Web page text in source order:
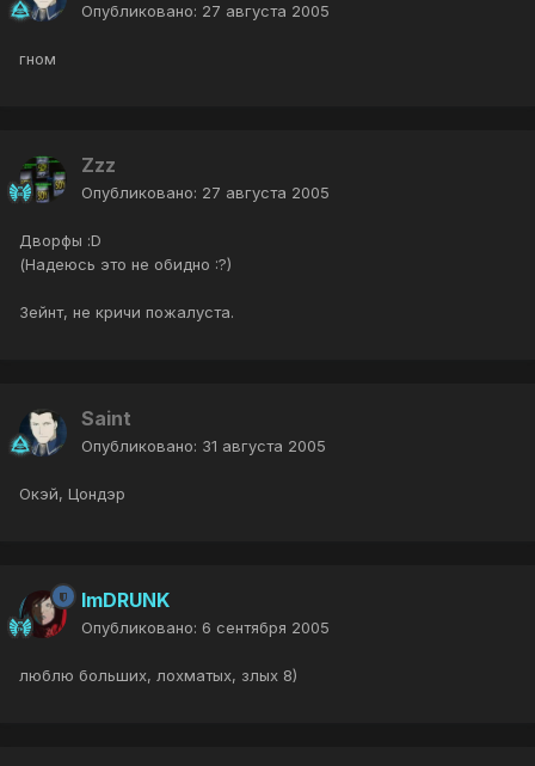
Опубликовано: 27 августа 2005
гном
Zzz
Опубликовано: 27 августа 2005
Дворфы :D
(Надеюсь это не обидно :?)
Зейнт, не кричи пожалуста.
Saint
Опубликовано: 31 августа 2005
Окэй, Цондэр
ImDRUNK
Опубликовано: 6 сентября 2005
люблю больших, лохматых, злых 8)